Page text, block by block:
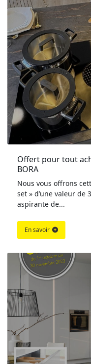
Offert pour tout
BORA
Nous vous offrons
set » d’une valeur de
aspirante de...
En savoir